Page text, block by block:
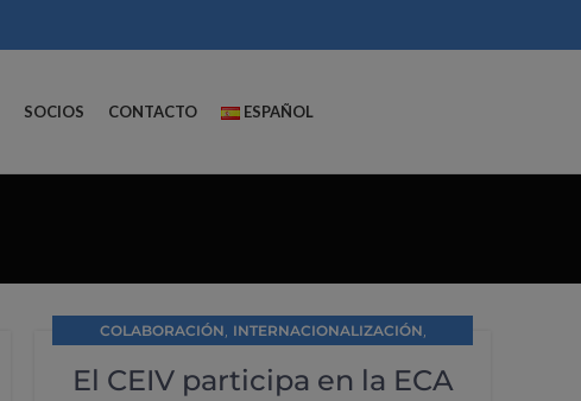
SOCIOS CONTACTO ESPAÑOL
COLABORACIÓN, INTERNACIONALIZACIÓN,
El CEIV participa en la ECA